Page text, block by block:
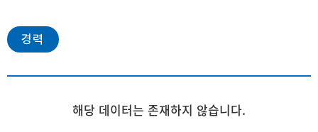
경력
해당 데이터는 존재하지 않습니다.